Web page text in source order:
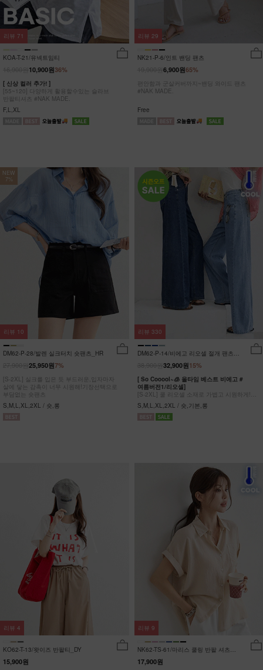
KOA-T-21/유넥트임티
36%
10,900원
[ 신상 컬러 추가! ]
[55~120] 다양하게 활용할수있는 슬라브
반팔티셔츠 #NAK MADE.
F,L,XL
리뷰 71
NK21-P-6/인트 밴딩 팬츠
65%
6,900원
편안함과 군살커버까지~밴딩 와이드 팬츠
#NAK MADE.
Free
리뷰 29
NEW
7%
DM62-P-28/발렌 실크터치 숏팬츠_HR
7%
25,950원
[S-2XL] 실크를 입은 듯 부드러운,입자마자
살에 닿는 감촉이 너무 시원해!기장선택으로
부담없는 숏팬츠
S,M,L,XL,2XL / 숏,롱
리뷰 10
DM62-P-14/비에고 리오셀 절개 팬츠
15%
32,900원
[ So Cooool~🧊 올타임 베스트 비에고 #
여름버전1/리오셀]
[S-2XL] 쿨 리오셀 소재로 가볍고 시원하게!
사이드 절개 쿨링 데님팬츠
S,M,L,XL,2XL / 숏,기본,롱
리뷰 330
KO62-T-13/왓이즈 반팔티_DY
15,900원
리뷰 4
NK62-TS-61/마리스 쿨링 반팔 셔츠
17,900원
리뷰 9